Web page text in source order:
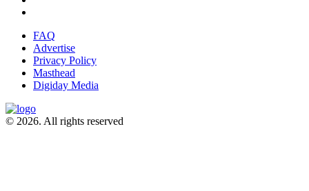
FAQ
Advertise
Privacy Policy
Masthead
Digiday Media
© 2026. All rights reserved